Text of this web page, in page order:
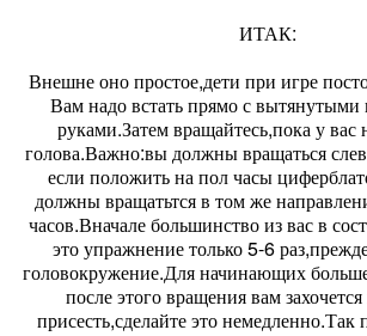
ИТАК:
Внешне оно простое,дети при игре
Вам надо встать прямо с вытянутыми
руками.Затем вращайтесь,пока у вас
голова.Важно:вы должны вращаться
если положить на пол часы
должны вращатьтся в том же
часов.Вначале большинство из вас в
это упражнение только 5-6
головокружение.Для начинающих
после этого вращения вам
присесть,сделайте это немедленно.Так